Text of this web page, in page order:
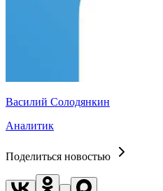
Василий Солодянкин
Аналитик
Поделиться новостью